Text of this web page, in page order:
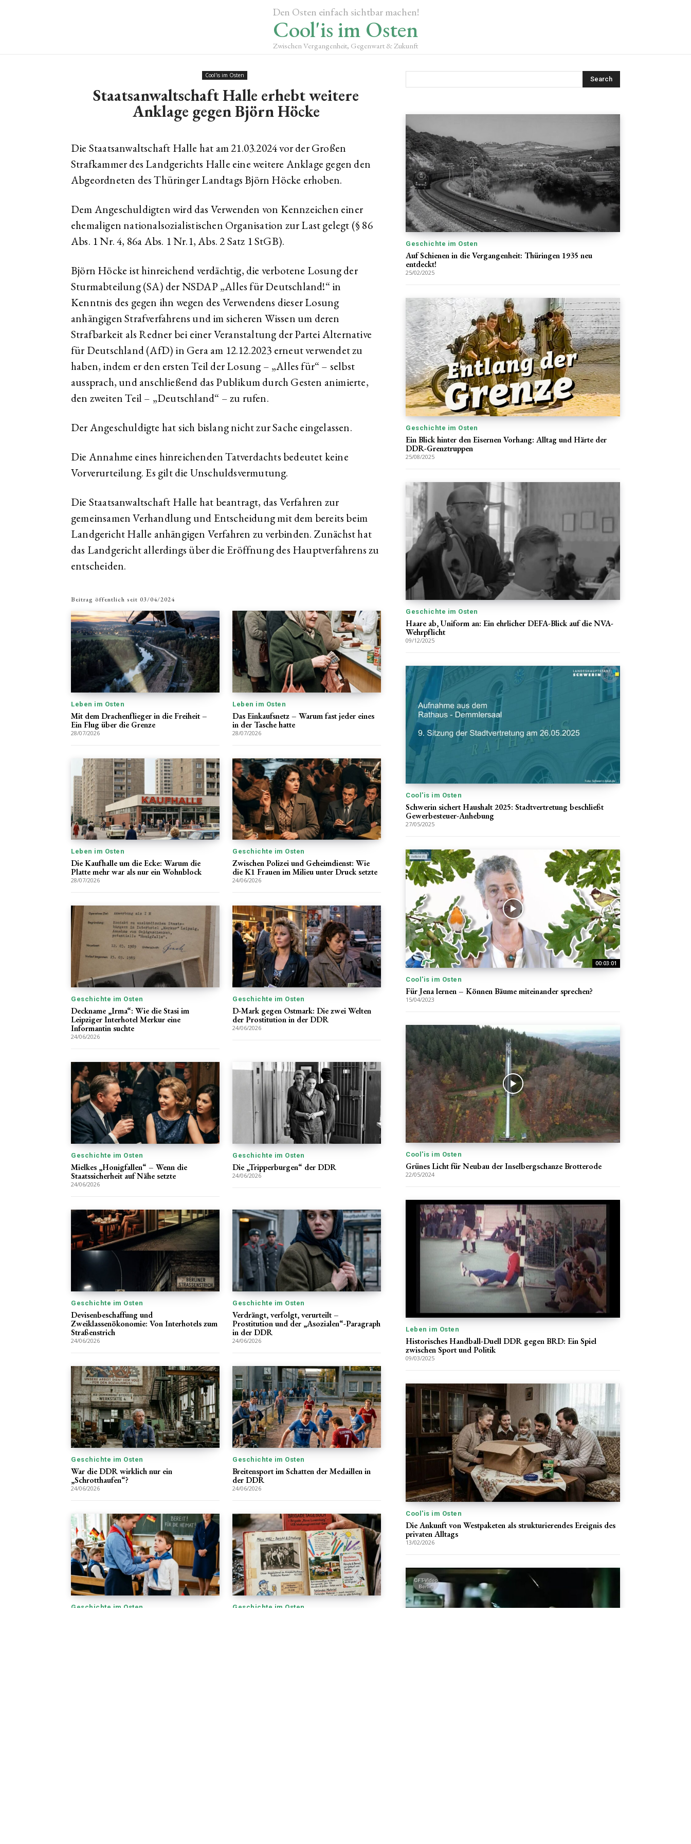
Den Osten einfach sichtbar machen!
Cool'is im Osten
Zwischen Vergangenheit, Gegenwart & Zukunft
Cool'is im Osten
Staatsanwaltschaft Halle erhebt weitere
Anklage gegen Björn Höcke
Die Staatsanwaltschaft Halle hat am 21.03.2024 vor der Großen
Strafkammer des Landgerichts Halle eine weitere Anklage gegen den
Abgeordneten des Thüringer Landtags Björn Höcke erhoben.
Dem Angeschuldigten wird das Verwenden von Kennzeichen einer
ehemaligen nationalsozialistischen Organisation zur Last gelegt (§ 86
Abs. 1 Nr. 4, 86a Abs. 1 Nr.1, Abs. 2 Satz 1 StGB).
Björn Höcke ist hinreichend verdächtig, die verbotene Losung der
Sturmabteilung (SA) der NSDAP „Alles für Deutschland!“ in
Kenntnis des gegen ihn wegen des Verwendens dieser Losung
anhängigen Strafverfahrens und im sicheren Wissen um deren
Strafbarkeit als Redner bei einer Veranstaltung der Partei Alternative
für Deutschland (AfD) in Gera am 12.12.2023 erneut verwendet zu
haben, indem er den ersten Teil der Losung – „Alles für“ – selbst
aussprach, und anschließend das Publikum durch Gesten animierte,
den zweiten Teil – „Deutschland“ – zu rufen.
Der Angeschuldigte hat sich bislang nicht zur Sache eingelassen.
Die Annahme eines hinreichenden Tatverdachts bedeutet keine
Vorverurteilung. Es gilt die Unschuldsvermutung.
Die Staatsanwaltschaft Halle hat beantragt, das Verfahren zur
gemeinsamen Verhandlung und Entscheidung mit dem bereits beim
Landgericht Halle anhängigen Verfahren zu verbinden. Zunächst hat
das Landgericht allerdings über die Eröffnung des Hauptverfahrens zu
entscheiden.
Beitrag öffentlich seit 03/04/2024
Leben im Osten
Mit dem Drachenflieger in die Freiheit –
Ein Flug über die Grenze
28/07/2026
Leben im Osten
Das Einkaufsnetz – Warum fast jeder eines
in der Tasche hatte
28/07/2026
Leben im Osten
Die Kaufhalle um die Ecke: Warum die
Platte mehr war als nur ein Wohnblock
28/07/2026
Geschichte im Osten
Zwischen Polizei und Geheimdienst: Wie
die K1 Frauen im Milieu unter Druck setzte
24/06/2026
Geschichte im Osten
Deckname „Irma“: Wie die Stasi im
Leipziger Interhotel Merkur eine
Informantin suchte
24/06/2026
Geschichte im Osten
D-Mark gegen Ostmark: Die zwei Welten
der Prostitution in der DDR
24/06/2026
Geschichte im Osten
Mielkes „Honigfallen“ – Wenn die
Staatssicherheit auf Nähe setzte
24/06/2026
Geschichte im Osten
Die „Tripperburgen“ der DDR
24/06/2026
Geschichte im Osten
Devisenbeschaffung und
Zweiklassenökonomie: Von Interhotels zum
Straßenstrich
24/06/2026
Geschichte im Osten
Verdrängt, verfolgt, verurteilt –
Prostitution und der „Asozialen“-Paragraph
in der DDR
24/06/2026
Geschichte im Osten
War die DDR wirklich nur ein
„Schrotthaufen“?
24/06/2026
Geschichte im Osten
Breitensport im Schatten der Medaillen in
der DDR
24/06/2026
Geschichte im Osten Geschichte im Osten
Search
Geschichte im Osten
Auf Schienen in die Vergangenheit: Thüringen 1935 neu
entdeckt!
25/02/2025
Geschichte im Osten
Ein Blick hinter den Eisernen Vorhang: Alltag und Härte der
DDR-Grenztruppen
25/08/2025
Geschichte im Osten
Haare ab, Uniform an: Ein ehrlicher DEFA-Blick auf die NVA-
Wehrpflicht
09/12/2025
Cool'is im Osten
Schwerin sichert Haushalt 2025: Stadtvertretung beschließt
Gewerbesteuer-Anhebung
27/05/2025
00:03:01
Cool'is im Osten
Für Jena lernen – Können Bäume miteinander sprechen?
15/04/2023
Cool'is im Osten
Grünes Licht für Neubau der Inselbergschanze Brotterode
22/05/2024
Leben im Osten
Historisches Handball-Duell DDR gegen BRD: Ein Spiel
zwischen Sport und Politik
09/03/2025
Cool'is im Osten
Die Ankunft von Westpaketen als strukturierendes Ereignis des
privaten Alltags
13/02/2026